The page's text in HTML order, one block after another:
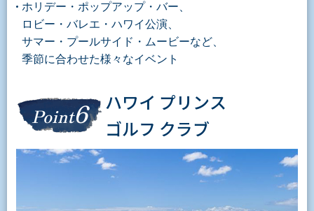
ホリデー・ポップアップ・バー、
ロビー・バレエ・ハワイ公演、
サマー・プールサイド・ムービーなど、
季節に合わせた様々なイベント
Point6
ハワイ プリンス
ゴルフ クラブ